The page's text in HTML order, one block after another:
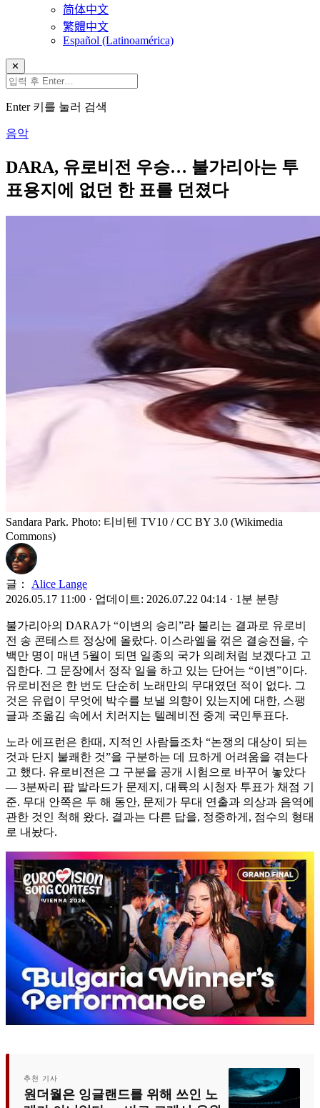
简体中文
繁體中文
Español (Latinoamérica)
✕
Enter 키를 눌러 검색
음악
DARA, 유로비전 우승… 불가리아는 투
표용지에 없던 한 표를 던졌다
Sandara Park. Photo: 티비텐 TV10 / CC BY 3.0 (Wikimedia
Commons)
글：
Alice Lange
2026.05.17 11:00 · 업데이트: 2026.07.22 04:14 · 1분 분량
불가리아의 DARA가 “이변의 승리”라 불리는 결과로 유로비
전 송 콘테스트 정상에 올랐다. 이스라엘을 꺾은 결승전을, 수
백만 명이 매년 5월이 되면 일종의 국가 의례처럼 보겠다고 고
집한다. 그 문장에서 정작 일을 하고 있는 단어는 “이변”이다.
유로비전은 한 번도 단순히 노래만의 무대였던 적이 없다. 그
것은 유럽이 무엇에 박수를 보낼 의향이 있는지에 대한, 스팽
글과 조옮김 속에서 치러지는 텔레비전 중계 국민투표다.
노라 에프런은 한때, 지적인 사람들조차 “논쟁의 대상이 되는
것과 단지 불쾌한 것”을 구분하는 데 묘하게 어려움을 겪는다
고 했다. 유로비전은 그 구분을 공개 시험으로 바꾸어 놓았다
— 3분짜리 팝 발라드가 문제지, 대륙의 시청자 투표가 채점 기
준. 무대 안쪽은 두 해 동안, 문제가 무대 연출과 의상과 음역에
관한 것인 척해 왔다. 결과는 다른 답을, 정중하게, 점수의 형태
로 내놨다.
추천 기사
원더월은 잉글랜드를 위해 쓰인 노